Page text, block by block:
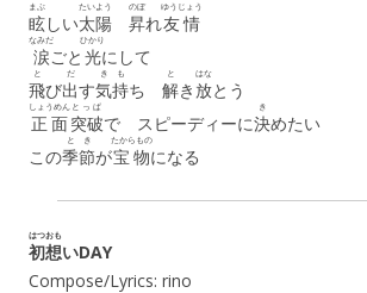
眩
まぶ
しい太陽
たいよう
昇
のぼ
れ友情
ゆうじょう
涙
なみだ
ごと 光
ひかり
にして
飛
と
び出
だ
す気
き
持
も
ち 解
と
き 放
はな
とう
正面
しょうめん
突破
とっぱ
で スピーディーに決
き
めたい
この季節
とき
が宝物
たからもの
になる
初
はつ
想
おも
いDAY
Compose/Lyrics: rino